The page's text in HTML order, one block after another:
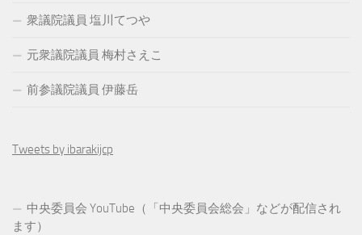
衆議院議員 塩川てつや
元衆議院議員 梅村さえこ
前参議院議員 伊藤岳
Tweets by ibarakijcp
中央委員会 YouTube（「中央委員会総会」などが配信され
ます）